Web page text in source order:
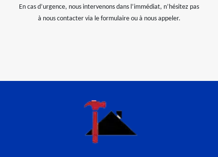
En cas d’urgence, nous intervenons dans l’immédiat, n’hésitez pas
à nous contacter via le formulaire ou à nous appeler.